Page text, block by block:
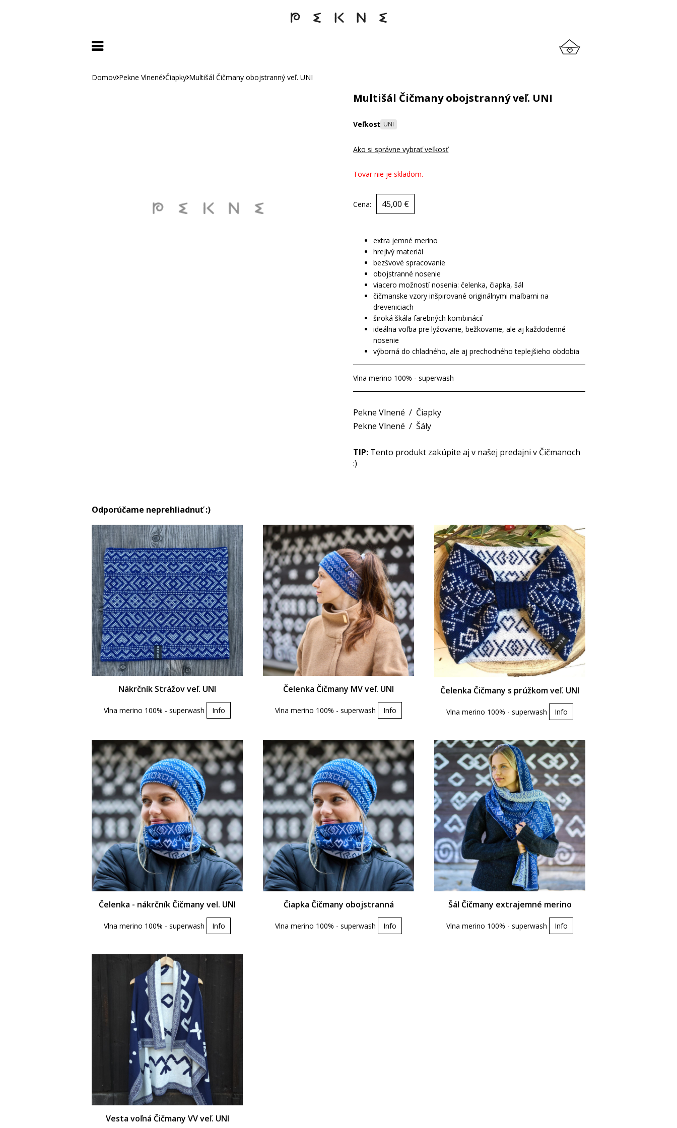
Domov Pekne Vlnené Čiapky Multišál Čičmany obojstranný veľ. UNI
Multišál Čičmany obojstranný veľ. UNI
Veľkosť UNI
Ako si správne vybrať veľkosť
Tovar nie je skladom.
Cena: 45,00 €
extra jemné merino
hrejivý materiál
bezšvové spracovanie
obojstranné nosenie
viacero možností nosenia: čelenka, čiapka, šál
čičmanske vzory inšpirované originálnymi maľbami na
dreveniciach
široká škála farebných kombinácií
ideálna voľba pre lyžovanie, bežkovanie, ale aj každodenné
nosenie
výborná do chladného, ale aj prechodného teplejšieho obdobia
Vlna merino 100% - superwash
Pekne Vlnené / Čiapky
Pekne Vlnené /Šály
TIP: Tento produkt zakúpite aj v našej predajni v Čičmanoch
:)
Odporúčame neprehliadnuť :)
Nákrčník Strážov veľ. UNI
Vlna merino 100% - superwash Info
Čelenka Čičmany MV veľ. UNI
Vlna merino 100% - superwash Info
Čelenka Čičmany s prúžkom veľ. UNI
Vlna merino 100% - superwash Info
Čelenka - nákrčník Čičmany vel. UNI
Vlna merino 100% - superwash Info
Čiapka Čičmany obojstranná
Vlna merino 100% - superwash Info
Šál Čičmany extrajemné merino
Vlna merino 100% - superwash Info
Vesta voľná Čičmany VV veľ. UNI